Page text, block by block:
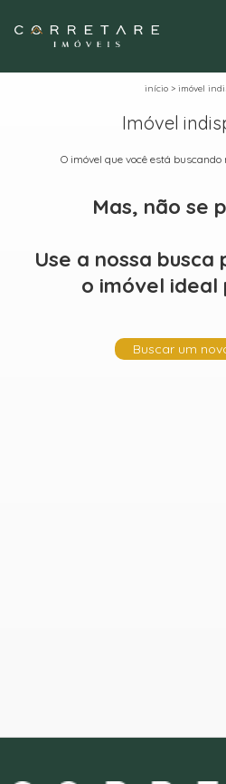
início > imóvel
Imóvel
O imóvel que você está
Mas, não se
Use a nossa
o imóvel ideal
Buscar um